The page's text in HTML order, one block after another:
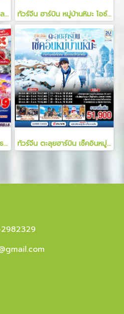
ทัวร์จีน บินตรงฮาร์บิน เทศกาลแกะสลักน้ำแข็ง หมู่บ้านหิมะสโนว์ทาวน์ 7 วัน 5 คืน ทัวร์จีน ฮาร์บิน หมู่บ้านหิมะ ไอซ์ แอนด์ สโนว์ เวิลด์ 6 วัน 4 คืน
ทัวร์จีน HARBIN หนาวนี้แค่มีเธอ 7 วัน 5 คืน ทัวร์จีน ตะลุยฮาร์บิน เช็คอินหมู่บ้านหิมะ ท้าความเย็นติดลบ ซบอาณาจักรน้ำแข็ง 7 วัน 5 คืน